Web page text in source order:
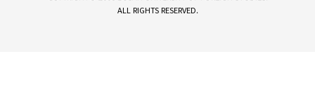
ALL RIGHTS RESERVED.